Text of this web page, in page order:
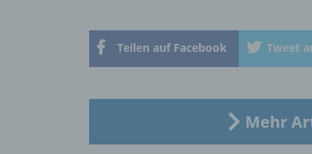
Teilen auf Facebook Tweet
Mehr
Einschränkung der Verarbeitung
personenbezogener Daten mit